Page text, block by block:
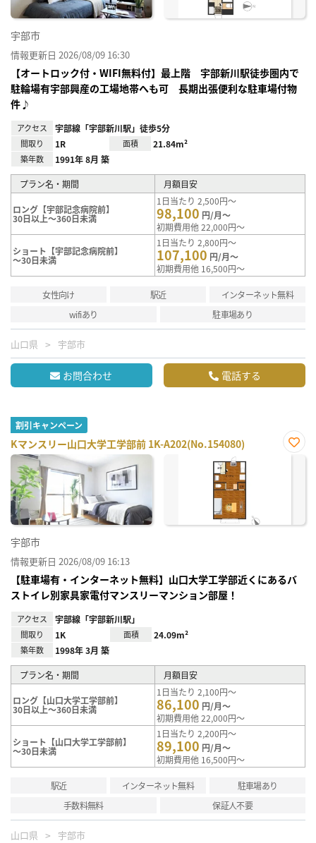
宇部市
情報更新日 2026/08/09 16:30
【オートロック付・WIFI無料付】最上階 宇部新川駅徒歩圏内で
駐輪場有宇部興産の工場地帯へも可 長期出張便利な駐車場付物
件♪
アクセス 宇部線「宇部新川駅」徒歩5分
間取り 1R 面積 21.84m²
築年数 1991年 8月 築
プラン名・期間 月額目安
ロング【宇部記念病院前】
30日以上～360日未満
1日当たり 2,500円～
98,100 円/月～
初期費用他 22,000円～
ショート【宇部記念病院前】
～30日未満
1日当たり 2,800円～
107,100 円/月～
初期費用他 16,500円～
女性向け 駅近
インターネット無料
wifiあり
駐車場あり
山口県 宇部市
お問合わせ 電話する
割引キャンペーン
Kマンスリー山口大学工学部前 1K-A202(No.154080)
お気
宇部市
情報更新日 2026/08/09 16:13
【駐車場有・インターネット無料】山口大学工学部近くにあるバ
ストイレ別家具家電付マンスリーマンション部屋！
アクセス 宇部線「宇部新川駅」
間取り 1K 面積 24.09m²
築年数 1998年 3月 築
プラン名・期間 月額目安
ロング【山口大学工学部前】
30日以上～360日未満
1日当たり 2,100円～
86,100 円/月～
初期費用他 22,000円～
ショート【山口大学工学部前】
～30日未満
1日当たり 2,200円～
89,100 円/月～
初期費用他 16,500円～
駅近 インターネット無料
駐車場あり
手数料無料
保証人不要
山口県 宇部市